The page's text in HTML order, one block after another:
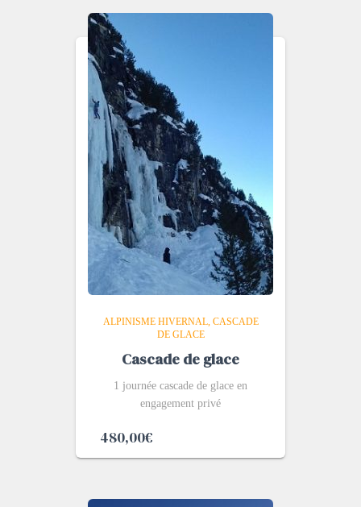
ALPINISME HIVERNAL CASCADE
DE GLACE
Cascade de glace
1 journée cascade de glace en
engagement privé
480,00€